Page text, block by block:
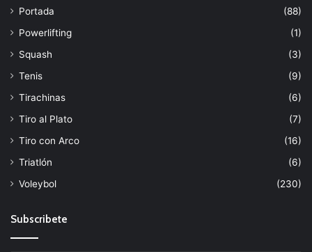
Portada
(88)
Powerlifting
(1)
Squash
(3)
Tenis
(9)
Tirachinas
(6)
Tiro al Plato
(7)
Tiro con Arco
(16)
Triatlón
(6)
Voleybol
(230)
Subscribete